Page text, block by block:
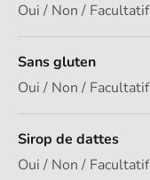
Oui / Non / Facultatif
Sans gluten
Oui / Non / Facultatif
Sirop de dattes
Oui / Non / Facultatif